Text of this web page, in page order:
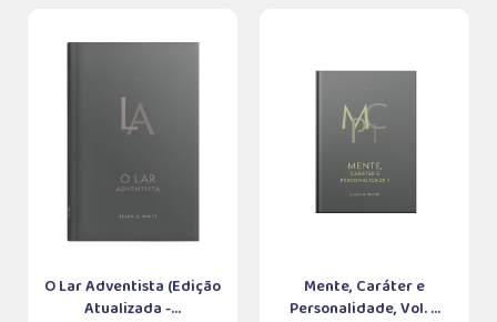
O Lar Adventista (Edição
Atualizada -...
Mente, Caráter e
Personalidade, Vol. ...